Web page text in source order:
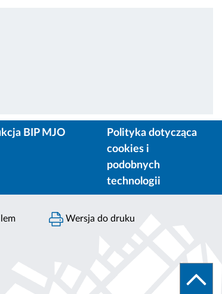
BIP MJO
Polityka dotycząca
cookies i
podobnych
technologii
Wersja do druku